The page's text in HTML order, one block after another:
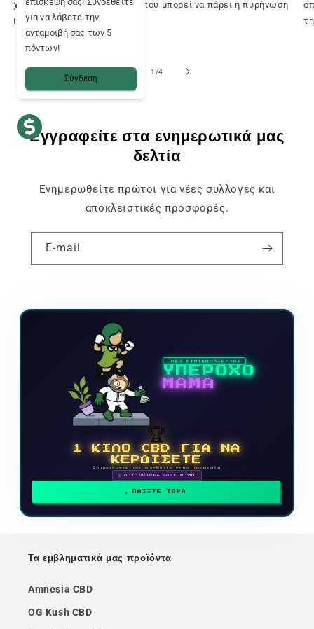
χρόνου; Οι διάφορες μορφές που μπορεί να πάρει η πυρήνωση
Πυρήνωση,...
1 /του
4
Εγγραφείτε στα ενημερωτικά μας
δελτία
Ενημερωθείτε πρώτοι για νέες συλλογές και
αποκλειστικές προσφορές.
E-mail
ΝΕΟ ΒΙΝΤΕΟΠΑΙΧΝΙΔΙ
ΥΠΕΡΟΧΟ
ΜΑΜΑ
🏆
1 ΚΙΛΟ CBD ΓΙΑ ΝΑ
ΚΕΡΔΙΣΕΤΕ
Συμμετέχετε και ανεβείτε στην κατάταξη
🗓 ΑΝΤΑΜΟΙΒΕΣ ΚΑΘΕ ΜΗΝΑ
ΠΑΙΞΤΕ ΤΩΡΑ
Τα εμβληματικά μας προϊόντα
Amnesia CBD
OG Kush CBD
για να λάβετε την
ανταμοιβή σας των 5
πόντων!
Σύνδεση